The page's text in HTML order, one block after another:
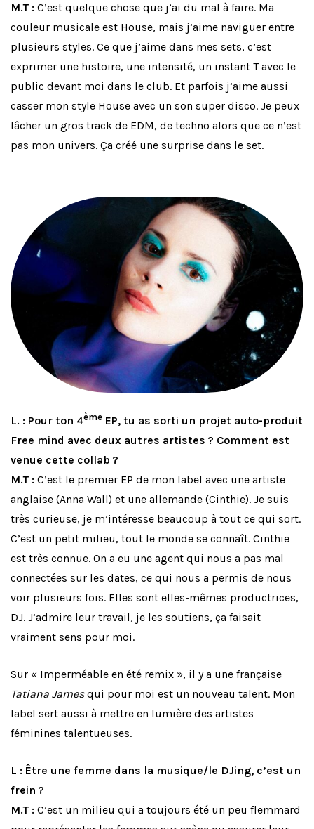
M.T : C’est quelque chose que j’ai du mal à faire. Ma
couleur musicale est House, mais j’aime naviguer entre
plusieurs styles. Ce que j’aime dans mes sets, c’est
exprimer une histoire, une intensité, un instant T avec le
public devant moi dans le club. Et parfois j’aime aussi
casser mon style House avec un son super disco. Je peux
lâcher un gros track de EDM, de techno alors que ce n’est
pas mon univers. Ça créé une surprise dans le set.
L. : Pour ton 4ème EP, tu as sorti un projet auto-produit
Free mind avec deux autres artistes ? Comment est
venue cette collab ?
M.T : C’est le premier EP de mon label avec une artiste
anglaise (Anna Wall) et une allemande (Cinthie). Je suis
très curieuse, je m’intéresse beaucoup à tout ce qui sort.
C’est un petit milieu, tout le monde se connaît. Cinthie
est très connue. On a eu une agent qui nous a pas mal
connectées sur les dates, ce qui nous a permis de nous
voir plusieurs fois. Elles sont elles-mêmes productrices,
DJ. J’admire leur travail, je les soutiens, ça faisait
vraiment sens pour moi.
Sur « Imperméable en été remix », il y a une française
Tatiana Jamesqui pour moi est un nouveau talent. Mon
label sert aussi à mettre en lumière des artistes
féminines talentueuses.
L : Être une femme dans la musique/le DJing, c’est un
frein ?
M.T : C’est un milieu qui a toujours été un peu flemmard